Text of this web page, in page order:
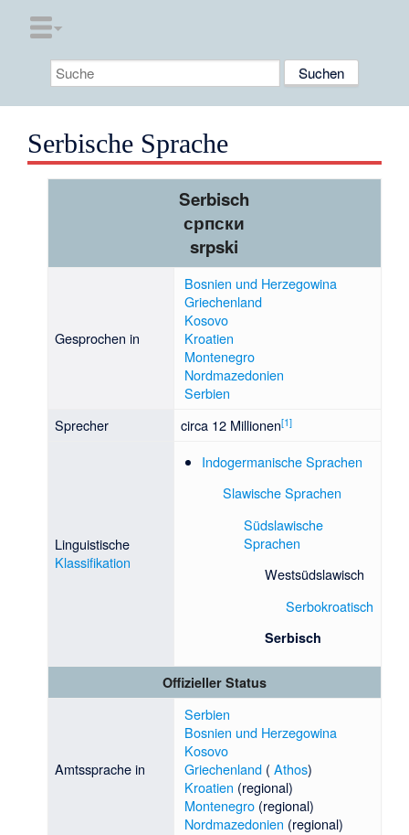
Serbische Sprache
Serbisch
српски
srpski
Gesprochen in
Bosnien und Herzegowina
Griechenland
Kosovo
Kroatien
Montenegro
Nordmazedonien
Serbien
Sprecher
circa 12 Millionen[1]
Linguistische
Klassifikation
Indogermanische Sprachen
Slawische Sprachen
Südslawische
Sprachen
Westsüdslawisch
Serbokroatisch
Serbisch
Offizieller Status
Amtssprache in
Serbien
Bosnien und Herzegowina
Kosovo
Griechenland( Athos)
Kroatien (regional)
Montenegro(regional)
Nordmazedonien (regional)